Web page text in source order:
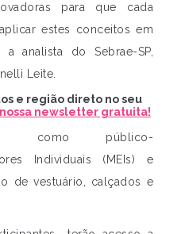
para que cada
estes conceitos em
analista do Sebrae-SP,
Leite.
e região direto no seu
newsletter gratuita!
como público-
Individuais (MEIs) e
de vestuário, calçados e